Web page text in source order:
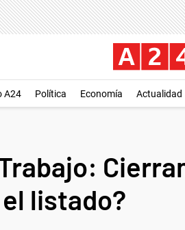
A24 Política Economía Actualidad
listado?